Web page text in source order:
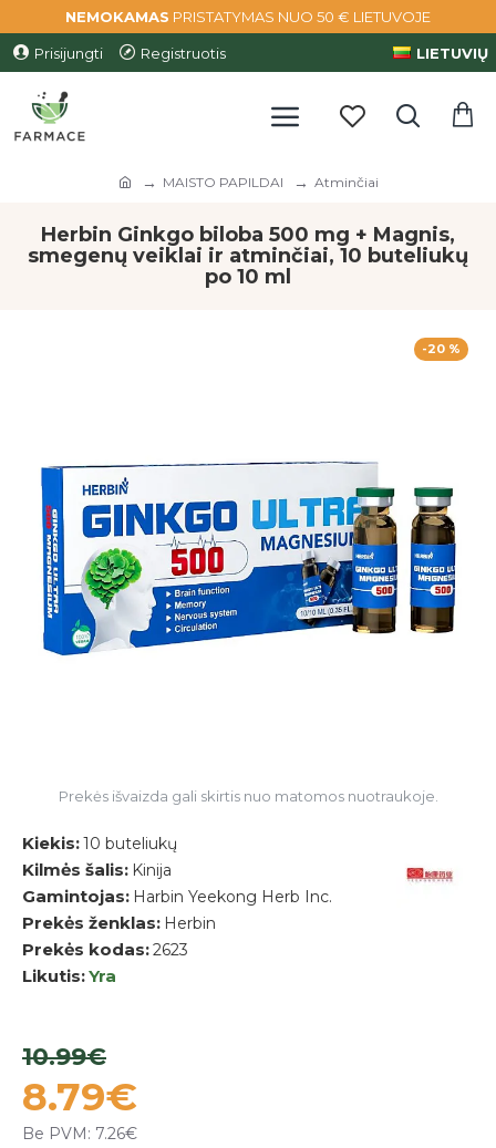
NEMOKAMAS PRISTATYMAS NUO 50 € LIETUVOJE
Prisijungti Registruotis LIETUVIŲ
MAISTO PAPILDAI Atminčiai
Herbin Ginkgo biloba 500 mg + Magnis,
smegenų veiklai ir atminčiai, 10 buteliukų
po 10 ml
-20 %
Prekės išvaizda gali skirtis nuo matomos nuotraukoje.
Kiekis:10 buteliukų
Kilmės šalis: Kinija
Gamintojas: Harbin Yeekong Herb Inc.
Prekės ženklas: Herbin
Prekės kodas:2623
Likutis:Yra
8.79€
10.99€
Be PVM: 7.26€